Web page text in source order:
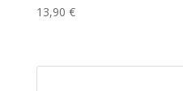
13,90 €